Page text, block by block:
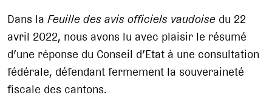
Dans laFeuille des avis officiels vaudoise du 22
avril 2022, nous avons lu avec plaisir le résumé
d’une réponse du Conseil d’Etat à une consultation
fédérale, défendant fermement la souveraineté
fiscale des cantons.